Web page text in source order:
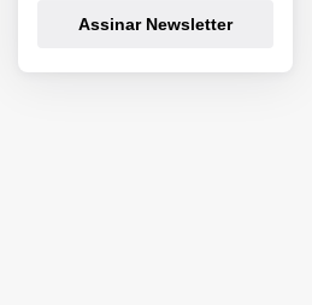
Assinar Newsletter